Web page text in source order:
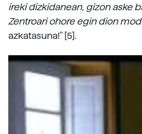
ireki dizkidanean, gizon aske
Zentroari ohore egin dion
azkatasuna!" [5].